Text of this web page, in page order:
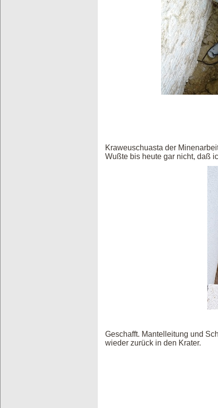
Kraweuschuasta der
Wußte bis heute gar nicht, daß
Geschafft. Mantelleitung und
wieder zurück in den Krater.